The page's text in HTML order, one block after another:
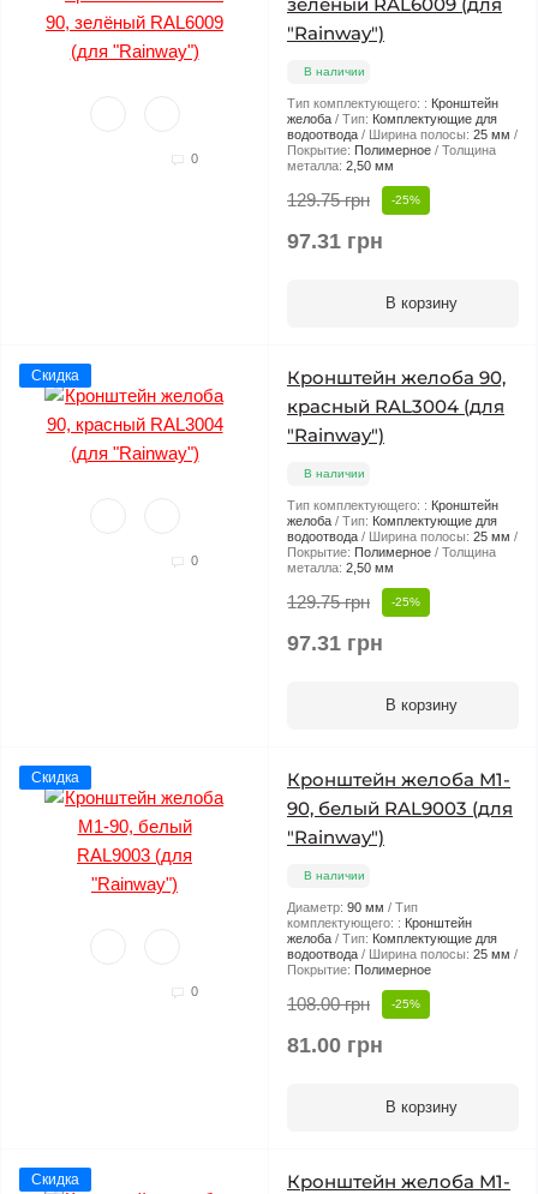
0
"Rainway")
В наличии
Тип комплектующего: : Кронштейн
желоба
Тип: Комплектующие для
водоотвода
Ширина полосы: 25 мм
Покрытие: Полимерное
Толщина
металла: 2,50 мм
129.75 грн -25%
97.31 грн
В корзину
Скидка
0
Кронштейн желоба 90,
красный RAL3004 (для
"Rainway")
В наличии
Тип комплектующего: : Кронштейн
желоба
Тип: Комплектующие для
водоотвода
Ширина полосы: 25 мм
Покрытие: Полимерное
Толщина
металла: 2,50 мм
129.75 грн -25%
97.31 грн
В корзину
Скидка
0
Кронштейн желоба М1-
90, белый RAL9003 (для
"Rainway")
В наличии
Диаметр: 90 мм
Тип
комплектующего: : Кронштейн
желоба
Тип: Комплектующие для
водоотвода
Ширина полосы: 25 мм
Покрытие: Полимерное
108.00 грн -25%
81.00 грн
В корзину
Скидка
Кронштейн желоба М1-